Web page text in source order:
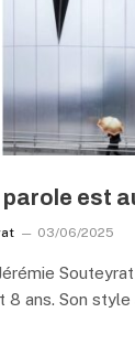
parole est
03/06/2025
8 ans. Son